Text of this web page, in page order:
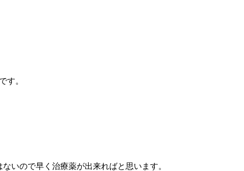
す。
ないので早く治療薬が出来ればと思います。